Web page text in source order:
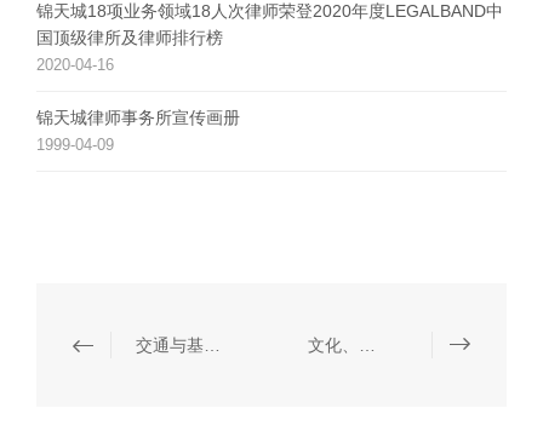
锦天城18项业务领域18人次律师荣登2020年度LEGALBAND中
国顶级律所及律师排行榜
2020-04-16
锦天城律师事务所宣传画册
1999-04-09